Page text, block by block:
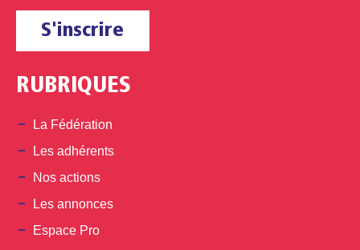
S'inscrire
RUBRIQUES
La Fédération
Les adhérents
Nos actions
Les annonces
Espace Pro